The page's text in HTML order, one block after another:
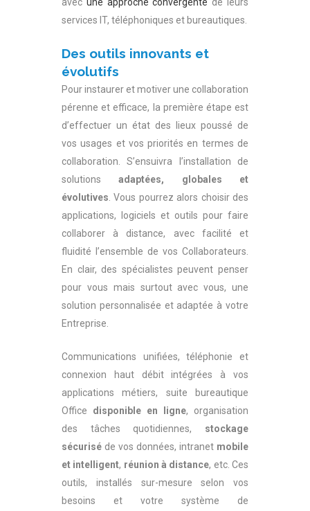
services IT, téléphoniques et bureautiques.
Des outils innovants et
évolutifs
Pour instaurer et motiver une collaboration
pérenne et efficace, la première étape est
d’effectuer un état des lieux poussé de
vos usages et vos priorités en termes de
collaboration. S’ensuivra l’installation de
solutionsadaptées, globales et
évolutives . Vous pourrez alors choisir des
applications, logiciels et outils pour faire
collaborer à distance, avec facilité et
fluidité l’ensemble de vos Collaborateurs.
En clair, des spécialistes peuvent penser
pour vous mais surtout avec vous, une
solution personnalisée et adaptée à votre
Entreprise.
Communications unifiées, téléphonie et
connexion haut débit intégrées à vos
applications métiers, suite bureautique
Office disponible en ligne, organisation
des tâches quotidiennes, stockage
sécurisé de vos données, intranet mobile
et intelligent, réunion à distance, etc. Ces
outils, installés sur-mesure selon vos
besoins et votre système de